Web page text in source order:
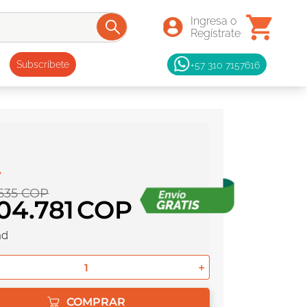
Subscríbete +57 310 7157616
COP
.781
＋
COMPRAR